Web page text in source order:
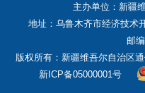
主办单位：新疆
地址：乌鲁木齐市经济技术
邮
版权所有：新疆维吾尔自治区
新ICP备05000001号